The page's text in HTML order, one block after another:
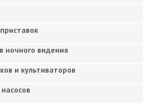
ночного видения
и культиваторов